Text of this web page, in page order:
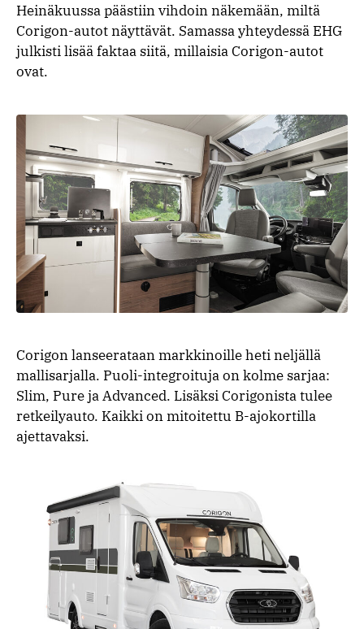
Heinäkuussa päästiin vihdoin näkemään, miltä
Corigon-autot näyttävät. Samassa yhteydessä EHG
julkisti lisää faktaa siitä, millaisia Corigon-autot
ovat.
Corigon lanseerataan markkinoille heti neljällä
mallisarjalla. Puoli-integroituja on kolme sarjaa:
Slim, Pure ja Advanced. Lisäksi Corigonista tulee
retkeilyauto. Kaikki on mitoitettu B-ajokortilla
ajettavaksi.